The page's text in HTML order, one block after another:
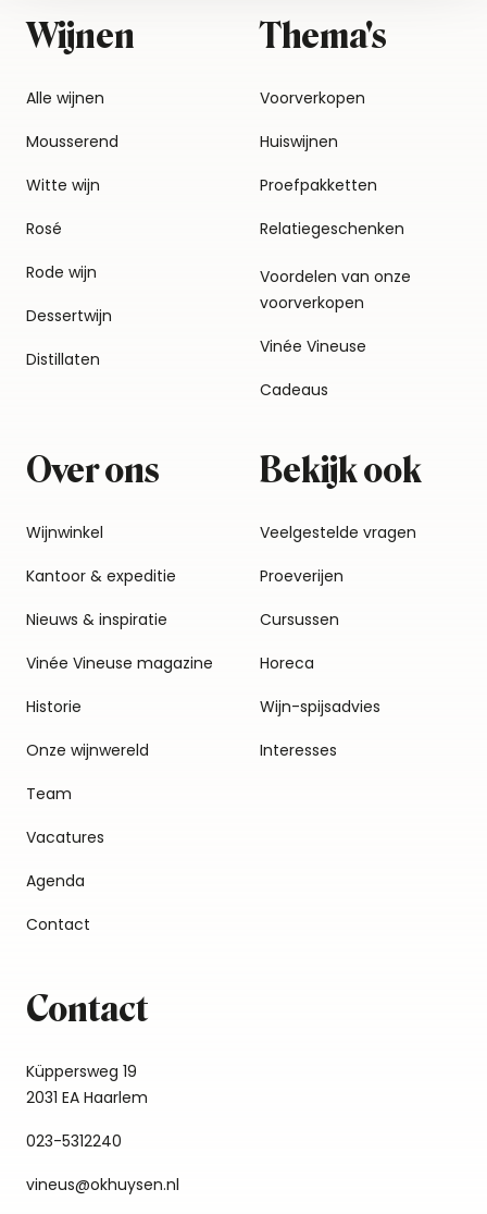
Wijnen
Alle wijnen
Mousserend
Witte wijn
Rosé
Rode wijn
Dessertwijn
Distillaten
Thema's
Voorverkopen
Huiswijnen
Proefpakketten
Relatiegeschenken
Voordelen van onze
voorverkopen
Vinée Vineuse
Cadeaus
Over ons
Wijnwinkel
Kantoor & expeditie
Nieuws & inspiratie
Vinée Vineuse magazine
Historie
Onze wijnwereld
Team
Vacatures
Agenda
Contact
Bekijk ook
Veelgestelde vragen
Proeverijen
Cursussen
Horeca
Wijn-spijsadvies
Interesses
Contact
Küppersweg 19
2031 EA Haarlem
023-5312240
vineus@okhuysen.nl